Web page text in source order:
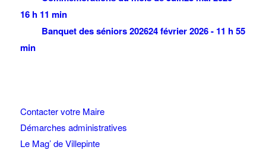
16 h 11 min
Banquet des séniors 202624 février 2026 - 11 h 55
min
Contacter votre Maire
Démarches administratives
Le Mag’ de Villepinte